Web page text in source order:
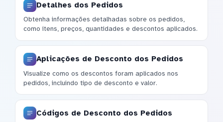
Detalhes dos Pedidos
Obtenha informações detalhadas sobre os pedidos,
como itens, preços, quantidades e descontos aplicados.
Aplicações de Desconto dos Pedidos
Visualize como os descontos foram aplicados nos
pedidos, incluindo tipo de desconto e valor.
Códigos de Desconto dos Pedidos